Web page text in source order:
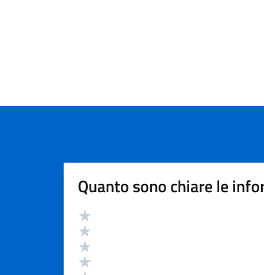
Quanto sono chiare le
Valutazione